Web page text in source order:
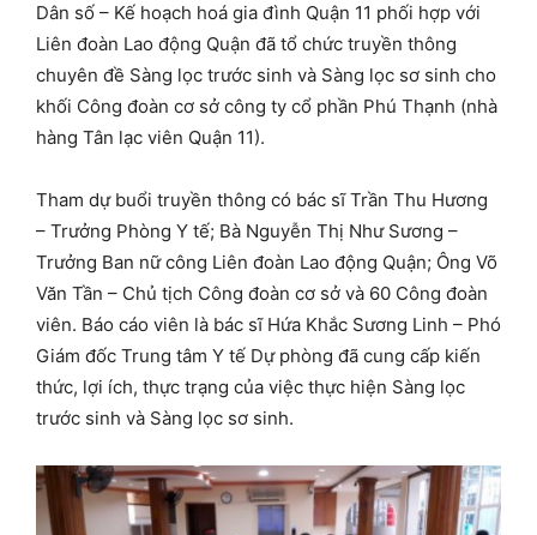
Dân số – Kế hoạch hoá gia đình Quận 11 phối hợp với
Liên đoàn Lao động Quận đã tổ chức truyền thông
chuyên đề Sàng lọc trước sinh và Sàng lọc sơ sinh cho
khối Công đoàn cơ sở công ty cổ phần Phú Thạnh (nhà
hàng Tân lạc viên Quận 11).
Tham dự buổi truyền thông có bác sĩ Trần Thu Hương
– Trưởng Phòng Y tế; Bà Nguyễn Thị Như Sương –
Trưởng Ban nữ công Liên đoàn Lao động Quận; Ông Võ
Văn Tần – Chủ tịch Công đoàn cơ sở và 60 Công đoàn
viên. Báo cáo viên là bác sĩ Hứa Khắc Sương Linh – Phó
Giám đốc Trung tâm Y tế Dự phòng đã cung cấp kiến
thức, lợi ích, thực trạng của việc thực hiện Sàng lọc
trước sinh và Sàng lọc sơ sinh.